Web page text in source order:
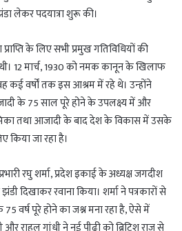
लेकर पदयात्रा शुरू की।
प्राप्ति के लिए सभी प्रमुख गतिविधियों की
12 मार्च, 1930 को नमक कानून के खिलाफ
कई वर्षों तक इस आश्रम में रहे थे। उन्होंने
के 75 साल पूरे होने के उपलक्ष्य में और
तथा आजादी के बाद देश के विकास में उसके
जा रहा है।
रघु शर्मा, प्रदेश इकाई के अध्यक्ष जगदीश
दिखाकर रवाना किया। शर्मा ने पत्रकारों से
वर्ष पूरे होने का जश्न मना रहा है, ऐसे में